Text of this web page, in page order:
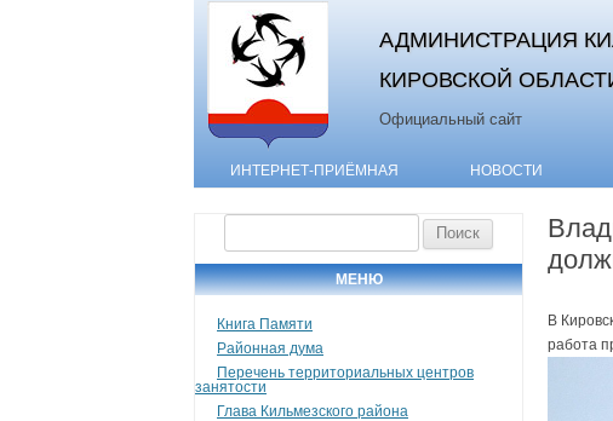
АДМИНИСТРАЦИЯ
КИРОВСКОЙ
Официальный сайт
ИНТЕРНЕТ-ПРИЁМНАЯ НОВОСТИ
МЕНЮ
Книга Памяти
Районная дума
Перечень территориальных центров
занятости
Глава Кильмезского района
В
работа